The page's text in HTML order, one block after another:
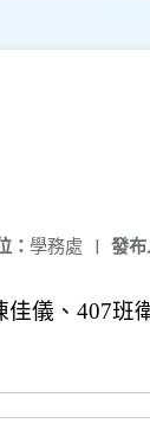
發布
： 學務處 |
佳儀、 407班